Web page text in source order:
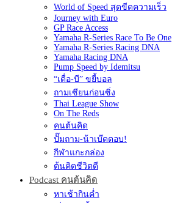
World of Speed สุดขีดความเร็ว
Journey with Euro
GP Race Access
Yamaha R-Series Race To Be One
Yamaha R-Series Racing DNA
Yamaha Racing DNA
Pump Speed by Idemitsu
“เดื่อ-บี” ขยี้บอล
ถามเซียนก่อนซิ่ง
Thai League Show
On The Reds
คนต้นคิด
ปั๊มถาม-น้าเบ๊ดตอบ!
กีฬาแกะกล่อง
ต้นคิดชีวิตดี
Podcast คนต้นคิด
หาเช้ากินค่ำ